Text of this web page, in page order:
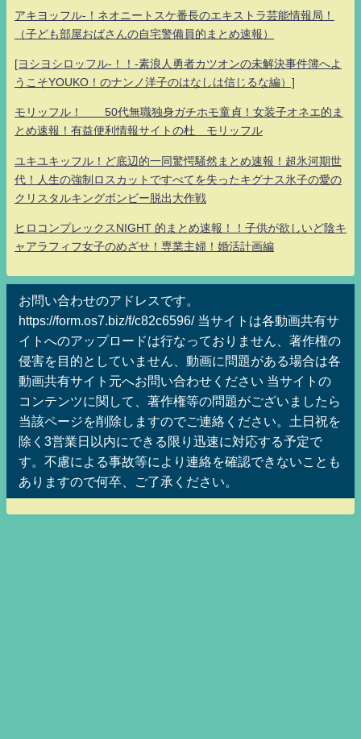
アキヨッフル-！ネオニートスケ番長のエキストラ芸能情報局！
（子ども部屋おばさんの自宅警備員的まとめ速報）
[ヨシヨシロッフル-！！-素浪人勇者カツオンの未解決事件簿へよ
うこそYOUKO！のナンノ洋子のはなしは信じるな編）]
モリッフル！ 50代無職独身ガチホモ童貞！女装子オネエ的ま
とめ速報！有益便利情報サイトの杜 モリッフル
ユキユキッフル！ど底辺的一同驚愕騒然まとめ速報！超氷河期世
代！人生の強制ロスカットですべてを失ったキグナス氷子の愛の
クリスタルキングボンビー脱出大作戦
ヒロコンプレックスNIGHT 的まとめ速報！！子供が欲しいど陰キ
ャアラフィフ女子のめざせ！専業主婦！婚活計画編
お問い合わせのアドレスです。
https://form.os7.biz/f/c82c6596/ 当サイトは各動画共有サ
イトへのアップロードは行なっておりません、著作権の
侵害を目的としていません、動画に問題がある場合は各
動画共有サイト元へお問い合わせください 当サイトの
コンテンツに関して、著作権等の問題がございましたら
当該ページを削除しますのでご連絡ください。土日祝を
除く3営業日以内にできる限り迅速に対応する予定で
す。不慮による事故等により連絡を確認できないことも
ありますので何卒、ご了承ください。